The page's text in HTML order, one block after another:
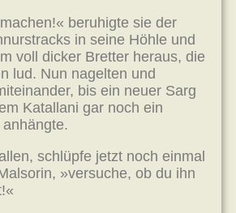
beruhigte sie der
in seine Höhle und
voll dicker Bretter heraus, die
lud. Nun nagelten und
bis ein neuer Sarg
Katallani gar noch ein
schlüpfe jetzt noch einmal
»versuche, ob du ihn